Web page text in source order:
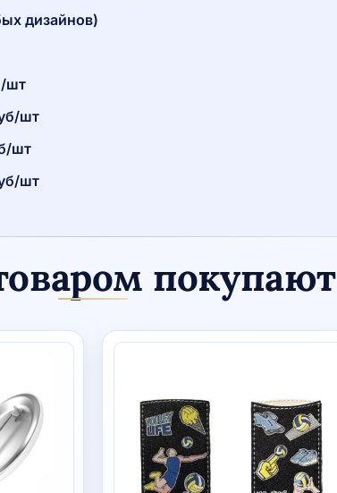
дизайнов)
шт
шт
шт
шт
покупают